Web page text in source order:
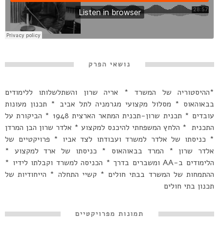
נושאי הפרק
*ההיסטוריה של המשרד * אריה שרון והשתלשלותו ללימודים
בבאוהאוס * מסלול מקצועי מגרמניה לתל אביב * תכנון מעונות
עובדים * תכנית שרון-תכנית המתאר הארצית 1948 * הביקורת על
התכנית * הלחץ המשפחתי להיכנס למקצוע * אלדר שרון הבן המרדן
* כניסתו של אלדר למשרד ועבודתו לצד אביו * פרויקטיים של
אלדר שרון * המרד בבאוהאוס * כניסתו של ארד למקצוע *
הלימודים ב-AA ומשברים בדרך * הכניסה למשרד וקבלתו לידיו *
ההתמחות של המשרד בבתי חולים * קשיי התחלה * הייחודיות של
תכנון בתי חולים
תמונות מפרויקטיים